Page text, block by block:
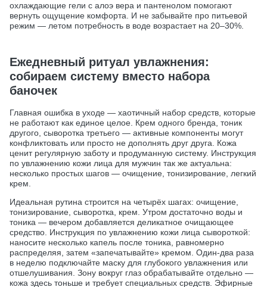
охлаждающие гели с алоэ вера и пантенолом помогают
вернуть ощущение комфорта. И не забывайте про питьевой
режим — летом потребность в воде возрастает на 20–30%.
Ежедневный ритуал увлажнения:
собираем систему вместо набора
баночек
Главная ошибка в уходе — хаотичный набор средств, которые
не работают как единое целое. Крем одного бренда, тоник
другого, сыворотка третьего — активные компоненты могут
конфликтовать или просто не дополнять друг друга. Кожа
ценит регулярную заботу и продуманную систему. Инструкция
по увлажнению кожи лица для мужчин так же актуальна:
несколько простых шагов — очищение, тонизирование, легкий
крем.
Идеальная рутина строится на четырёх шагах: очищение,
тонизирование, сыворотка, крем. Утром достаточно воды и
тоника — вечером добавляется деликатное очищающее
средство. Инструкция по увлажнению кожи лица сывороткой:
наносите несколько капель после тоника, равномерно
распределяя, затем «запечатывайте» кремом. Один-два раза
в неделю подключайте маску для глубокого увлажнения или
отшелушивания. Зону вокруг глаз обрабатывайте отдельно —
кожа здесь тоньше и требует специальных средств. Эфирные